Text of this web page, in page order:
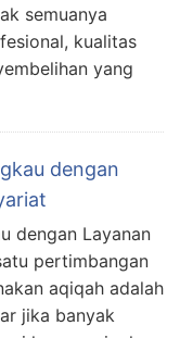
semuanya
kualitas
yang
dengan
dengan Layanan
pertimbangan
aqiqah adalah
jika banyak